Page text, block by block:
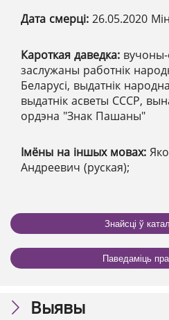
Дата смерці: 26.05.2020
Кароткая даведка: вучоны-
заслужаны работнік
Беларусі, выдатнік
выдатнік асветы СССР,
ордэна "Знак Пашаны"
Імёны на іншых мовах:
Андреевич (руская);
Знайсці ў
Паведаміць
Выявы